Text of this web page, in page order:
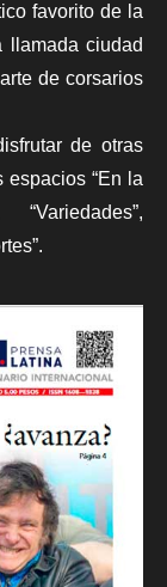
favorito de la
llamada ciudad
de corsarios
de otras
espacios “En la
“Variedades”,